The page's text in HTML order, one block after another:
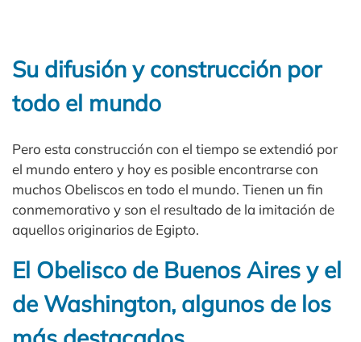
Su difusión y construcción por
todo el mundo
Pero esta construcción con el tiempo se extendió por
el mundo entero y hoy es posible encontrarse con
muchos Obeliscos en todo el mundo. Tienen un fin
conmemorativo y son el resultado de la imitación de
aquellos originarios de Egipto.
El Obelisco de Buenos Aires y el
de Washington, algunos de los